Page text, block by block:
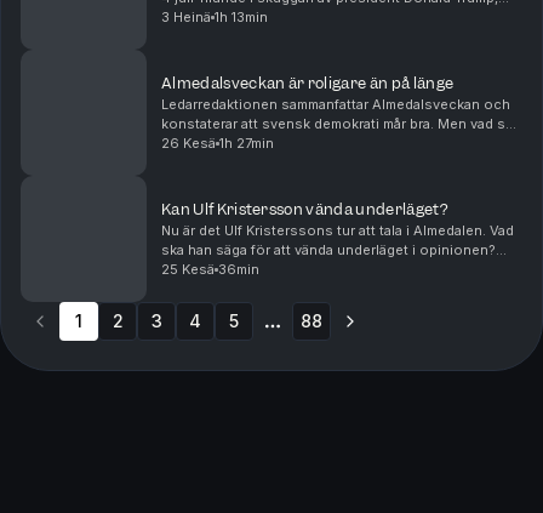
samtyckeslagens oväntade konsekvenser samt vikten
3 Heinä 1h 13min
Almedalsveckan är roligare än på länge
Ledarredaktionen sammanfattar Almedalsveckan och
konstaterar att svensk demokrati mår bra. Men vad sa
partiledarna i sina tal? Och hur gick snacket inför valet
26 Kesä 1h 27min
Kan Ulf Kristersson vända underläget?
Nu är det Ulf Kristerssons tur att tala i Almedalen. Vad
ska han säga för att vända underläget i opinionen?
Och vad pratas det mer om i Visby? Börjar vänstern bli
25 Kesä 36min
1 2 3 4 5 88